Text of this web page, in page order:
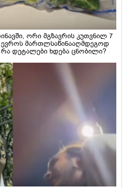
ორი მგზავრის კუთვნილ 7
მართლსაწინააღმდეგოდ
დეტალები ხდება ცნობილი?